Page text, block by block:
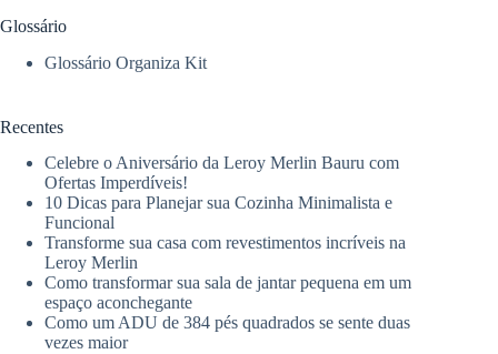
Glossário
Glossário Organiza Kit
Recentes
Celebre o Aniversário da Leroy Merlin Bauru com
Ofertas Imperdíveis!
10 Dicas para Planejar sua Cozinha Minimalista e
Funcional
Transforme sua casa com revestimentos incríveis na
Leroy Merlin
Como transformar sua sala de jantar pequena em um
espaço aconchegante
Como um ADU de 384 pés quadrados se sente duas
vezes maior